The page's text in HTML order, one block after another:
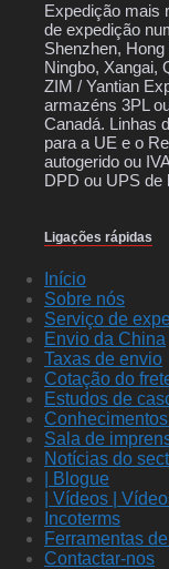
Expedição mais
de expedição
Shenzhen,
Ningbo, Xangai,
ZIM / Yantian
armazéns 3PL
Canadá. Linhas
para a UE e o
autogerido ou
DPD ou UPS de
Ligações rápidas
Início
Sobre nós
Serviço de
Envio da China
Taxas de envio
Cotação do
Estudos de
Sala de
Notícias do
| Blogue
| Vídeos |
Incoterms
Ferramentas
Contactar-nos